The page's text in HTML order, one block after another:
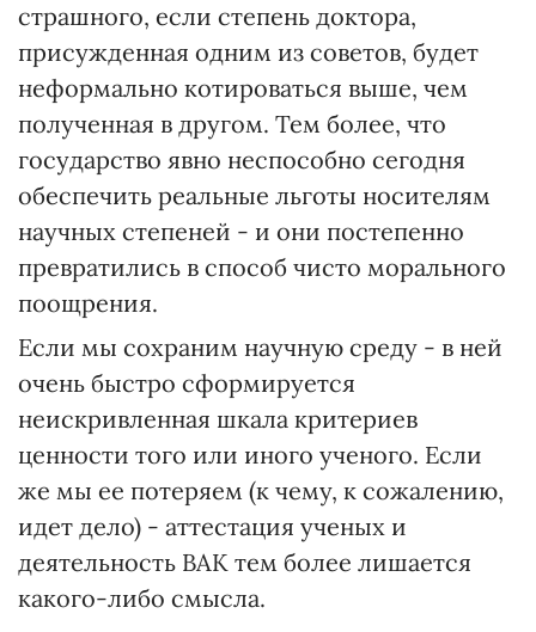
страшного, если степень доктора,
присужденная одним из советов, будет
неформально котироваться выше, чем
полученная в другом. Тем более, что
государство явно неспособно сегодня
обеспечить реальные льготы носителям
научных степеней - и они постепенно
превратились в способ чисто морального
поощрения.
Если мы сохраним научную среду - в ней
очень быстро сформируется
неискривленная шкала критериев
ценности того или иного ученого. Если
же мы ее потеряем (к чему, к сожалению,
идет дело) - аттестация ученых и
деятельность ВАК тем более лишается
какого-либо смысла.